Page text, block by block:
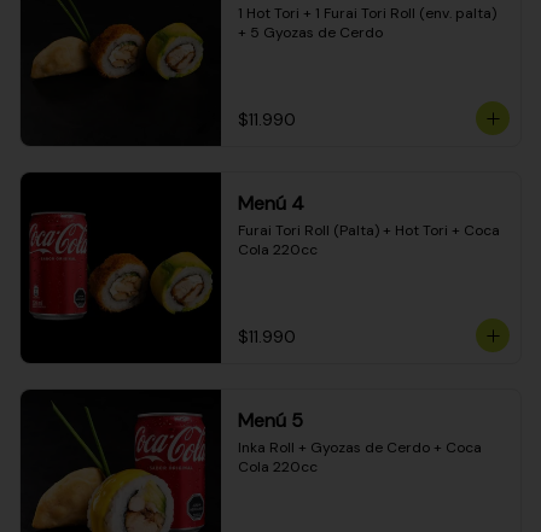
1 Hot Tori + 1 Furai Tori Roll (env. palta)
+ 5 Gyozas de Cerdo
$11.990
Menú 4
Furai Tori Roll (Palta) + Hot Tori + Coca
Cola 220cc
$11.990
Menú 5
Inka Roll + Gyozas de Cerdo + Coca
Cola 220cc